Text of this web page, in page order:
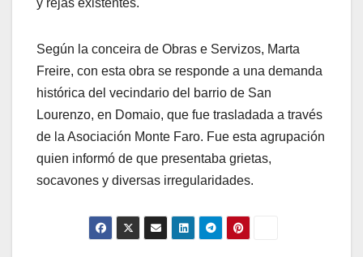
y rejas existentes.
Según la conceira de Obras e Servizos, Marta
Freire, con esta obra se responde a una demanda
histórica del vecindario del barrio de San
Lourenzo, en Domaio, que fue trasladada a través
de la Asociación Monte Faro. Fue esta agrupación
quien informó de que presentaba grietas,
socavones y diversas irregularidades.